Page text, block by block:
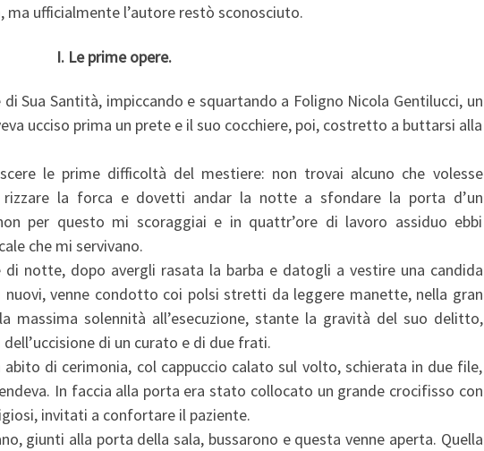
ufficialmente l’autore restò sconosciuto.
I. Le prime opere.
Sua Santità, impiccando e squartando a Foligno Nicola Gentilucci, un
ucciso prima un prete e il suo cocchiere, poi, costretto a buttarsi alla
le prime difficoltà del mestiere: non trovai alcuno che volesse
rizzare la forca e dovetti andar la notte a sfondare la porta d’un
per questo mi scoraggiai e in quattr’ore di lavoro assiduo ebbi
che mi servivano.
notte, dopo avergli rasata la barba e datogli a vestire una candida
venne condotto coi polsi stretti da leggere manette, nella gran
massima solennità all’esecuzione, stante la gravità del suo delitto,
di un curato e di due frati.
di cerimonia, col cappuccio calato sul volto, schierata in due file,
In faccia alla porta era stato collocato un grande crocifisso con
invitati a confortare il paziente.
giunti alla porta della sala, bussarono e questa venne aperta. Quella